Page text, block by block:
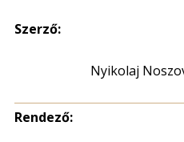
Szerző:
Nyikolaj
Rendező: